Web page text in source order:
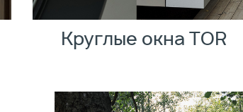
Круглые окна TOR